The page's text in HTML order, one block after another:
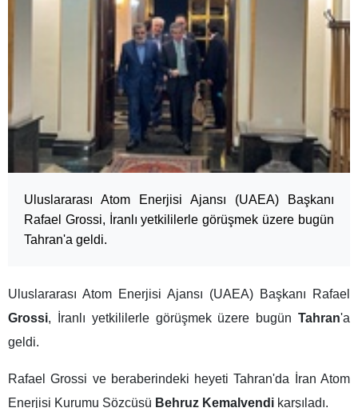
Uluslararası Atom Enerjisi Ajansı (UAEA) Başkanı
Rafael Grossi, İranlı yetkililerle görüşmek üzere bugün
Tahran'a geldi.
Uluslararası Atom Enerjisi Ajansı (UAEA) Başkanı Rafael
Grossi, İranlı yetkililerle görüşmek üzere bugün Tahran'a
geldi.
Rafael Grossi ve beraberindeki heyeti Tahran'da İran Atom
Enerjisi Kurumu Sözcüsü Behruz Kemalvendi karşıladı.